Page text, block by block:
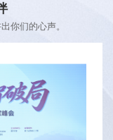
你们的心声。